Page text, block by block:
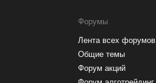
Форумы
Лента всех форумов
Общие темы
Форум акций